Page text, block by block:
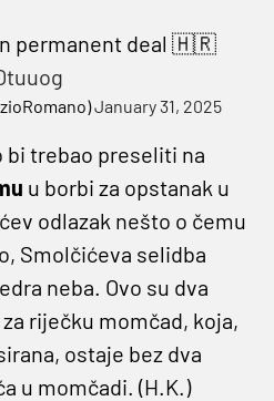
permanent deal 🇭🇷
January 31, 2025
bi trebao preseliti na
u borbi za opstanak u
odlazak nešto o čemu
Smolčićeva selidba
neba. Ovo su dva
riječku momčad, koja,
ostaje bez dva
u momčadi. (H.K.)